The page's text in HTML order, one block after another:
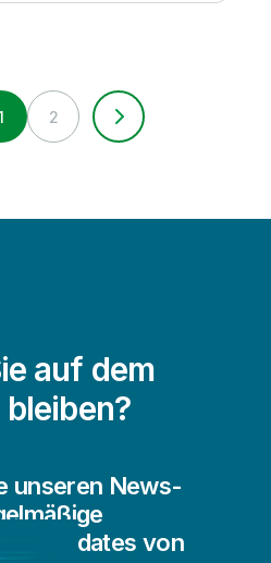
2
auf dem
unseren News-
Updates von